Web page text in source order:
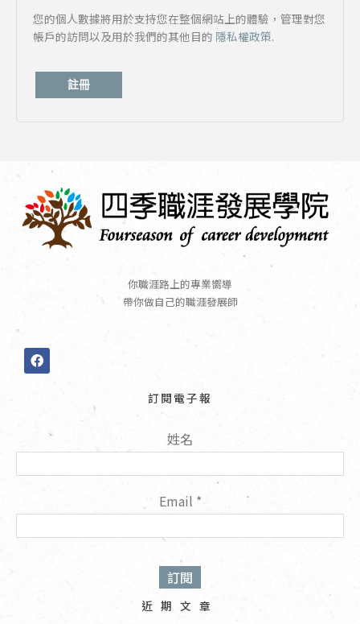
您的個人數據將用於支持您在整個網站上的體驗，管理對您
帳戶的訪問以及用於我們的其他目的 隱私權政策.
註冊
你職涯路上的專業嚮導
帶你做自己的職涯發展師
F
a
c
訂閱電子報
姓名
Email *
近期文章